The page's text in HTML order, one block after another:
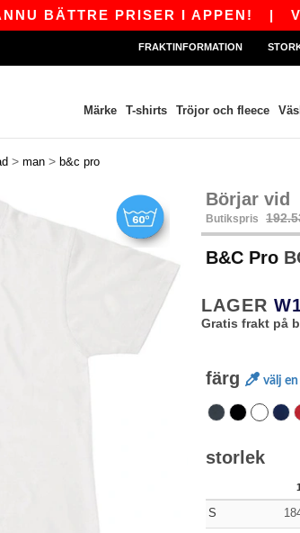
PRISER I APPEN!| VÅR
FRAKTINFORMATION
Märke T-shirts Tröjor och fleece
> man > b&c pro
Börjar vid
Butikspris
B&C Pro
LAGER
Gratis frakt på
färg välj
storlek
S